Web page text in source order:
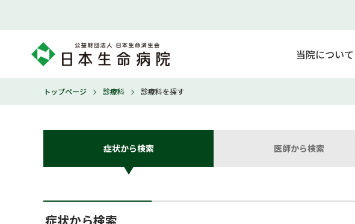
当院について
トップページ 診療科 診療科を探す
症状から検索 医師から検索
症状から検索